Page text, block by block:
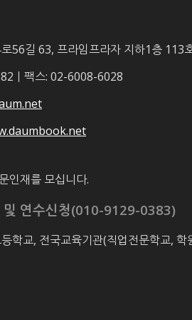
56길 63, 프라임프라자 지하1층 113
ㅣ팩스: 02-6008-6028
인재를 모십니다.
및 연수신청(010-9129-0383)
학교, 전국교육기관(직업전문학교,